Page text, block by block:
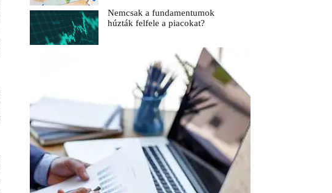
Nemcsak a fundamentumok
húzták felfele a piacokat?